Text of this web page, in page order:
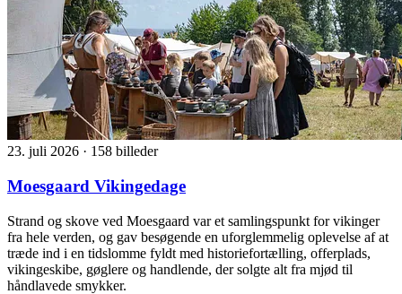
23. juli 2026 · 158 billeder
Moesgaard Vikingedage
Strand og skove ved Moesgaard var et samlingspunkt for vikinger
fra hele verden, og gav besøgende en uforglemmelig oplevelse af at
træde ind i en tidslomme fyldt med historiefortælling, offerplads,
vikingeskibe, gøglere og handlende, der solgte alt fra mjød til
håndlavede smykker.